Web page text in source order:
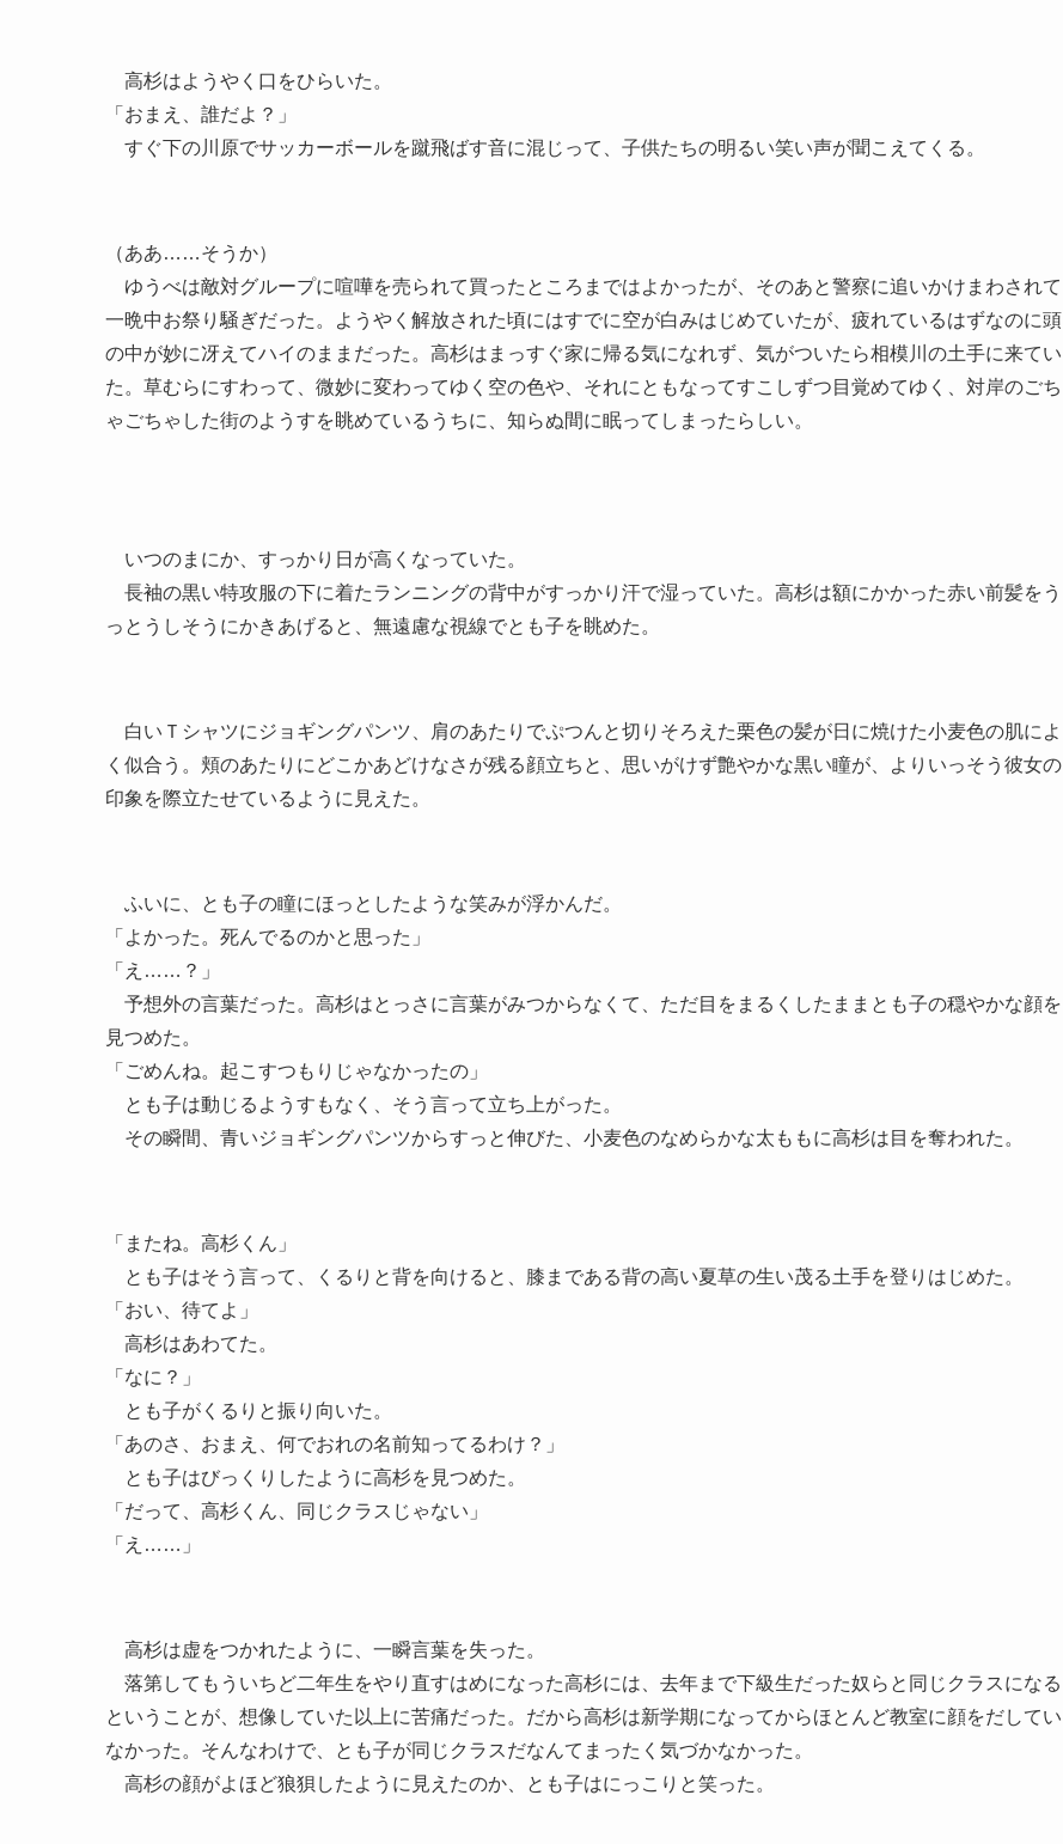
高杉はようやく口をひらいた。
「おまえ、誰だよ？」
すぐ下の川原でサッカーボールを蹴飛ばす音に混じって、子供たちの明るい笑い声が聞こえてくる。
（ああ……そうか）
ゆうべは敵対グループに喧嘩を売られて買ったところまではよかったが、そのあと警察に追いかけまわされて
一晩中お祭り騒ぎだった。ようやく解放された頃にはすでに空が白みはじめていたが、疲れているはずなのに頭
の中が妙に冴えてハイのままだった。高杉はまっすぐ家に帰る気になれず、気がついたら相模川の土手に来てい
た。草むらにすわって、微妙に変わってゆく空の色や、それにともなってすこしずつ目覚めてゆく、対岸のごち
ゃごちゃした街のようすを眺めているうちに、知らぬ間に眠ってしまったらしい。
いつのまにか、すっかり日が高くなっていた。
長袖の黒い特攻服の下に着たランニングの背中がすっかり汗で湿っていた。高杉は額にかかった赤い前髪をう
っとうしそうにかきあげると、無遠慮な視線でとも子を眺めた。
白いＴシャツにジョギングパンツ、肩のあたりでぷつんと切りそろえた栗色の髪が日に焼けた小麦色の肌によ
く似合う。頬のあたりにどこかあどけなさが残る顔立ちと、思いがけず艶やかな黒い瞳が、よりいっそう彼女の
印象を際立たせているように見えた。
ふいに、とも子の瞳にほっとしたような笑みが浮かんだ。
「よかった。死んでるのかと思った」
「え……？」
予想外の言葉だった。高杉はとっさに言葉がみつからなくて、ただ目をまるくしたままとも子の穏やかな顔を
見つめた。
「ごめんね。起こすつもりじゃなかったの」
とも子は動じるようすもなく、そう言って立ち上がった。
その瞬間、青いジョギングパンツからすっと伸びた、小麦色のなめらかな太ももに高杉は目を奪われた。
「またね。高杉くん」
とも子はそう言って、くるりと背を向けると、膝まである背の高い夏草の生い茂る土手を登りはじめた。
「おい、待てよ」
高杉はあわてた。
「なに？」
とも子がくるりと振り向いた。
「あのさ、おまえ、何でおれの名前知ってるわけ？」
とも子はびっくりしたように高杉を見つめた。
「だって、高杉くん、同じクラスじゃない」
「え……」
高杉は虚をつかれたように、一瞬言葉を失った。
落第してもういちど二年生をやり直すはめになった高杉には、去年まで下級生だった奴らと同じクラスになる
ということが、想像していた以上に苦痛だった。だから高杉は新学期になってからほとんど教室に顔をだしてい
なかった。そんなわけで、とも子が同じクラスだなんてまったく気づかなかった。
高杉の顔がよほど狼狽したように見えたのか、とも子はにっこりと笑った。